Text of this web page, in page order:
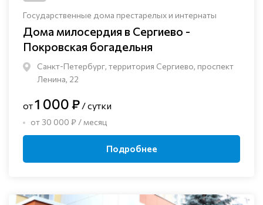
Государственные дома престарелых и интернаты
Дома милосердия в Сергиево -
Покровская богадельня
Санкт-Петербург, территория Сергиево, проспект
Ленина, 22
от1 000 ₽ / сутки
от 30 000 ₽ / месяц
Подробнее